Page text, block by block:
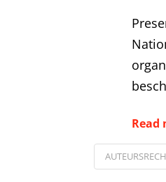
Read